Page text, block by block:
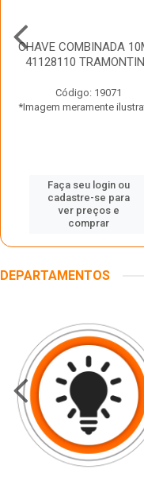
CHAVE COMBINADA
41128110
Código: 19071
*Imagem meramente
Faça seu login ou
cadastre-se para
ver preços e
comprar
DEPARTAMENTOS